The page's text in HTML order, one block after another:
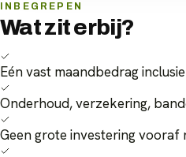
INBEGREPEN
Wat zit erbij?
Eén vast maandbedrag
Onderhoud, verzekering,
Geen grote investering vooraf